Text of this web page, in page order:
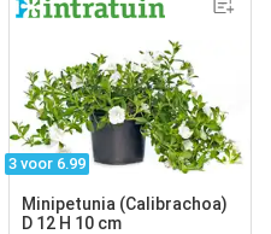
3 voor 6.99
Minipetunia (Calibrachoa)
D 12 H 10 cm